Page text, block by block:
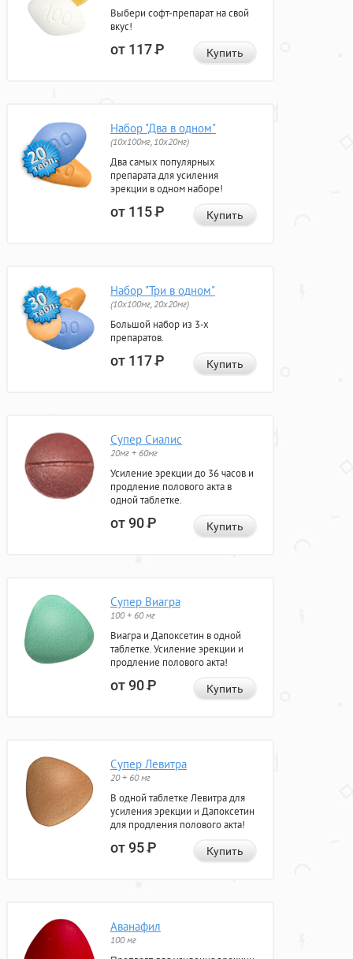
Выбери софт-препарат на свой
вкус!
от 117Р Купить
Набор "Два в одном"
(10x100мг, 10x20мг)
Два самых популярных
препарата для усиления
эрекции в одном наборе!
от 115Р Купить
Набор "Три в одном"
(10x100мг, 20x20мг)
Большой набор из 3-х
препаратов.
от 117Р Купить
Супер Сиалис
20мг + 60мг
Усиление эрекции до 36 часов и
продление полового акта в
одной таблетке.
от 90Р Купить
Супер Виагра
100 + 60 мг
Виагра и Дапоксетин в одной
таблетке. Усиление эрекции и
продление полового акта!
от 90Р Купить
Супер Левитра
20 + 60 мг
В одной таблетке Левитра для
усиления эрекции и Дапоксетин
для продления полового акта!
от 95Р Купить
Аванафил
100 мг